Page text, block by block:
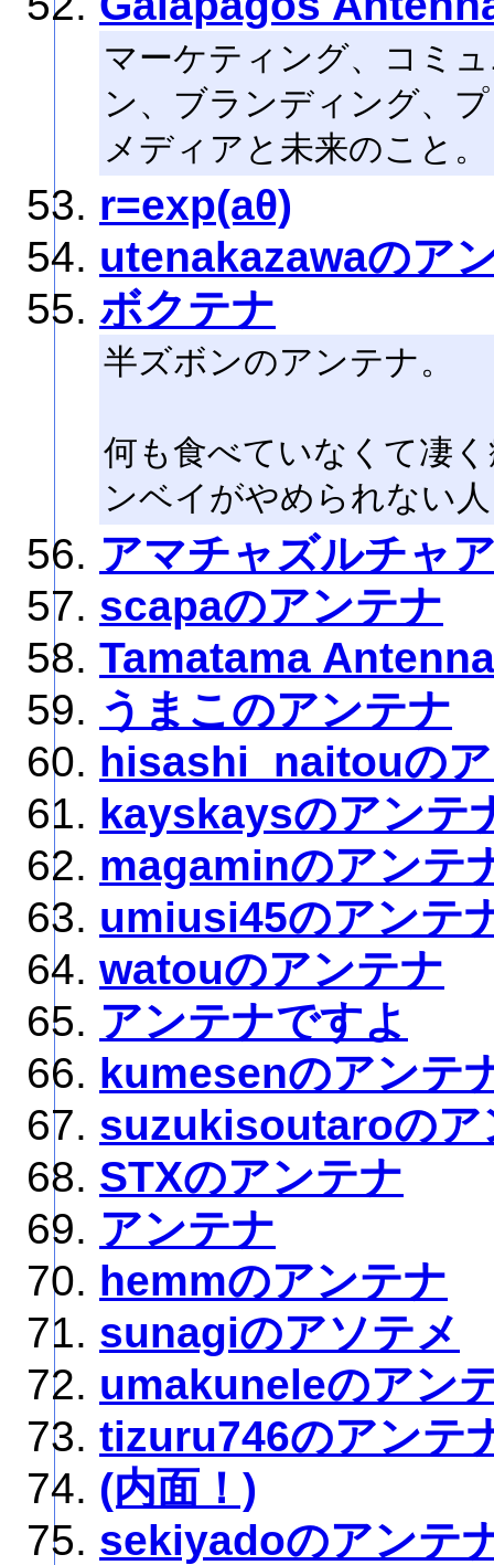
マーケティング、コミ
ン、ブランディング、
メディアと未来のこと。
r=exp(aθ)
utenakazawaのア
ボクテナ
半ズボンのアンテナ。
何も食べていなくて凄
ンベイがやめられない
アマチャズルチャ
scapaのアンテナ
Tamatama Antenna
うまこのアンテナ
hisashi_naitouの
kayskaysのアンテ
magaminのアンテ
umiusi45のアンテ
watouのアンテナ
アンテナですよ
kumesenのアンテ
suzukisoutaroのア
STXのアンテナ
アンテナ
hemmのアンテナ
sunagiのアソテメ
umakuneleのアン
tizuru746のアンテ
(内面！)
sekiyadoのアンテ